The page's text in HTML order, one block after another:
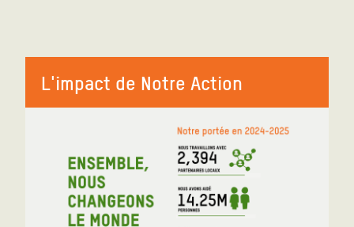
L'impact de Notre Action